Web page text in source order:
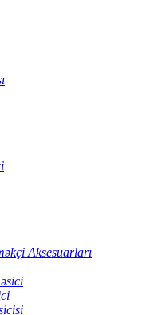
Aksesuarları